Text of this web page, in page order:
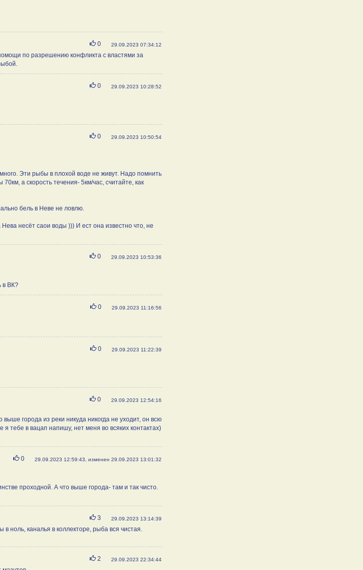
29.09.2023 07:34:12
Нравится
0
по разрешению конфликта с властями за
29.09.2023 10:28:52
Нравится
0
29.09.2023 10:50:54
Нравится
0
Эти рыбы в плохой воде не живут. Надо помнить
а скорость течения- 5км/час, считайте, как
бель в Неве не ловлю.
несёт саои воды ))) И ест она известно что, не
29.09.2023 10:53:36
Нравится
0
в ВК?
29.09.2023 11:16:56
Нравится
0
29.09.2023 11:22:39
Нравится
0
29.09.2023 12:54:16
Нравится
0
города из реки никуда никогда не уходит, он всю
я тебе в вацап напишу, нет меня во всяких контактах)
29.09.2023 12:59:43, изменен 29.09.2023 13:01:32
Нравится
0
проходной. А что выше города- там и так чисто.
29.09.2023 13:14:39
Нравится
3
ноль, каналья в коллекторе, рыба вся чистая.
29.09.2023 22:34:44
Нравится
2